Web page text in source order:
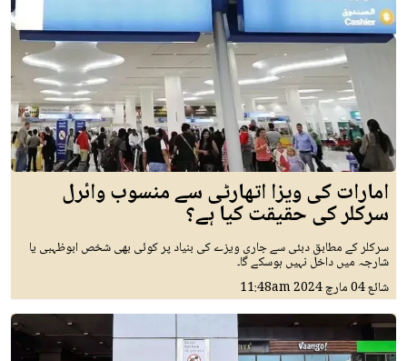
امارات کی ویزا اتھارٹی سے منسوب وائرل
سرکلر کی حقیقت کیا ہے؟
سرکلر کے مطابق دبئی سے جاری ویزے کی بنیاد پر کوئی بھی شخص ابوظہبی یا
شارجہ میں داخل نہیں ہوسکے گا۔
شائع04 مارچ 2024 11:48am